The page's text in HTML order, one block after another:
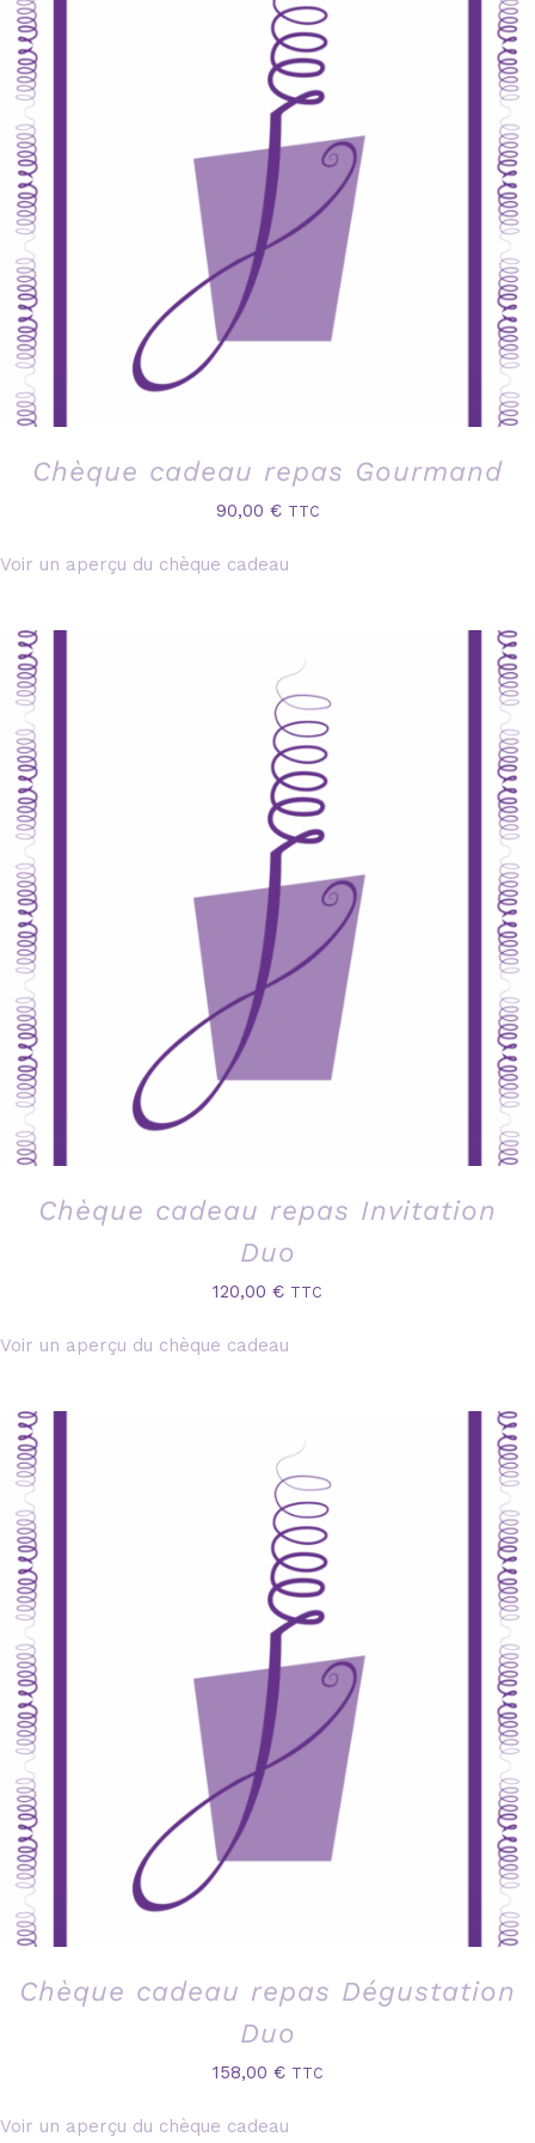
Chèque cadeau repas Gourmand
90,00 € TTC
Voir un aperçu du chèque cadeau
Chèque cadeau repas Invitation
Duo
120,00 € TTC
Voir un aperçu du chèque cadeau
Chèque cadeau repas Dégustation
Duo
158,00 € TTC
Voir un aperçu du chèque cadeau